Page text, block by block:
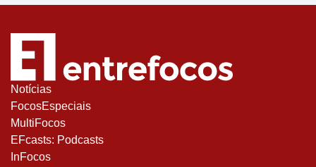
Notícias
FocosEspeciais
MultiFocos
EFcasts: Podcasts
InFocos